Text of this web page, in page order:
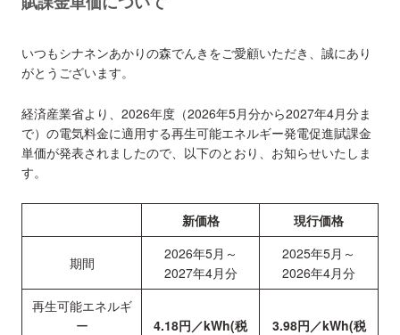
いつもシナネンあかりの森でんきをご愛顧いただき、誠にあり
がとうございます。
経済産業省より、2026年度（2026年5月分から2027年4月分ま
で）の電気料金に適用する再生可能エネルギー発電促進賦課金
単価が発表されましたので、以下のとおり、お知らせいたしま
す。
新価格 現行価格
期間
2026年5月～
2027年4月分
2025年5月～
2026年4月分
再生可能エネルギ
ー
4.18円／kWh(税
3.98円／kWh(税